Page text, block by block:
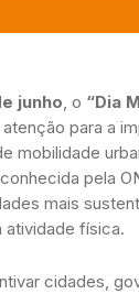
junho , o “Dia
para a
mobilidade
pela
mais
atividade física.
cidades,